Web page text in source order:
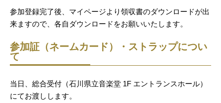
参加登録完了後、マイページより領収書のダウンロードが出
来ますので、各自ダウンロードをお願いいたします。
参加証（ネームカード）・ストラップについ
て
当日、総合受付（石川県立音楽堂 1F エントランスホール）
にてお渡しします。